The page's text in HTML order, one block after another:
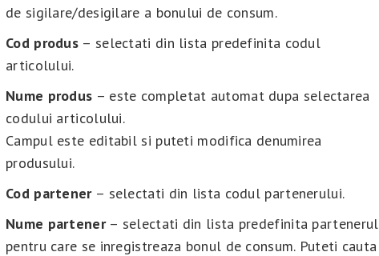
de sigilare/desigilare a bonului de consum.
Cod produs – selectati din lista predefinita codul
articolului.
Nume produs – este completat automat dupa selectarea
codului articolului.
Campul este editabil si puteti modifica denumirea
produsului.
Cod partener– selectati din lista codul partenerului.
Nume partener– selectati din lista predefinita partenerul
pentru care se inregistreaza bonul de consum. Puteti cauta